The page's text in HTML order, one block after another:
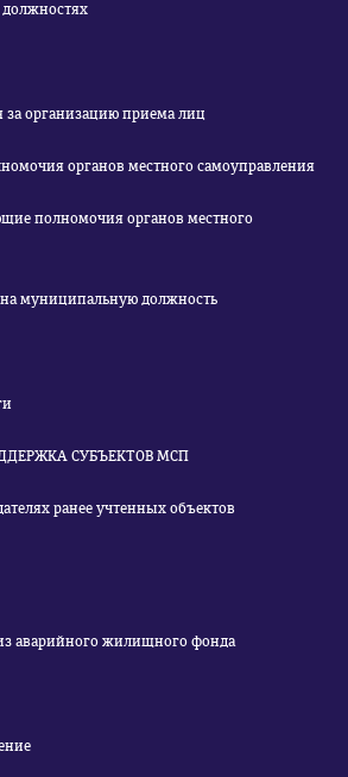
за организацию приема лиц
органов местного самоуправления
полномочия органов местного
муниципальную должность
СУБЪЕКТОВ МСП
ранее учтенных объектов
аварийного жилищного фонда